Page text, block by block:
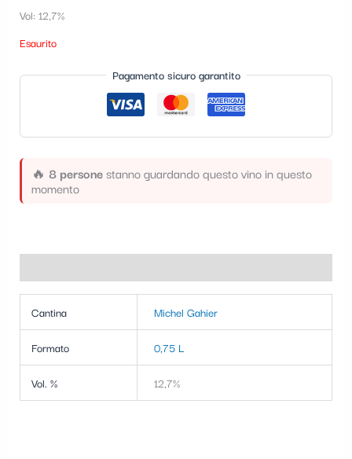
Vol: 12,7%
Esaurito
Pagamento sicuro garantito
🔥 8 personestanno guardando questo vino in questo
momento
Cantina Michel Gahier
Formato 0,75 L
Vol. % 12,7%
c
a
o
r